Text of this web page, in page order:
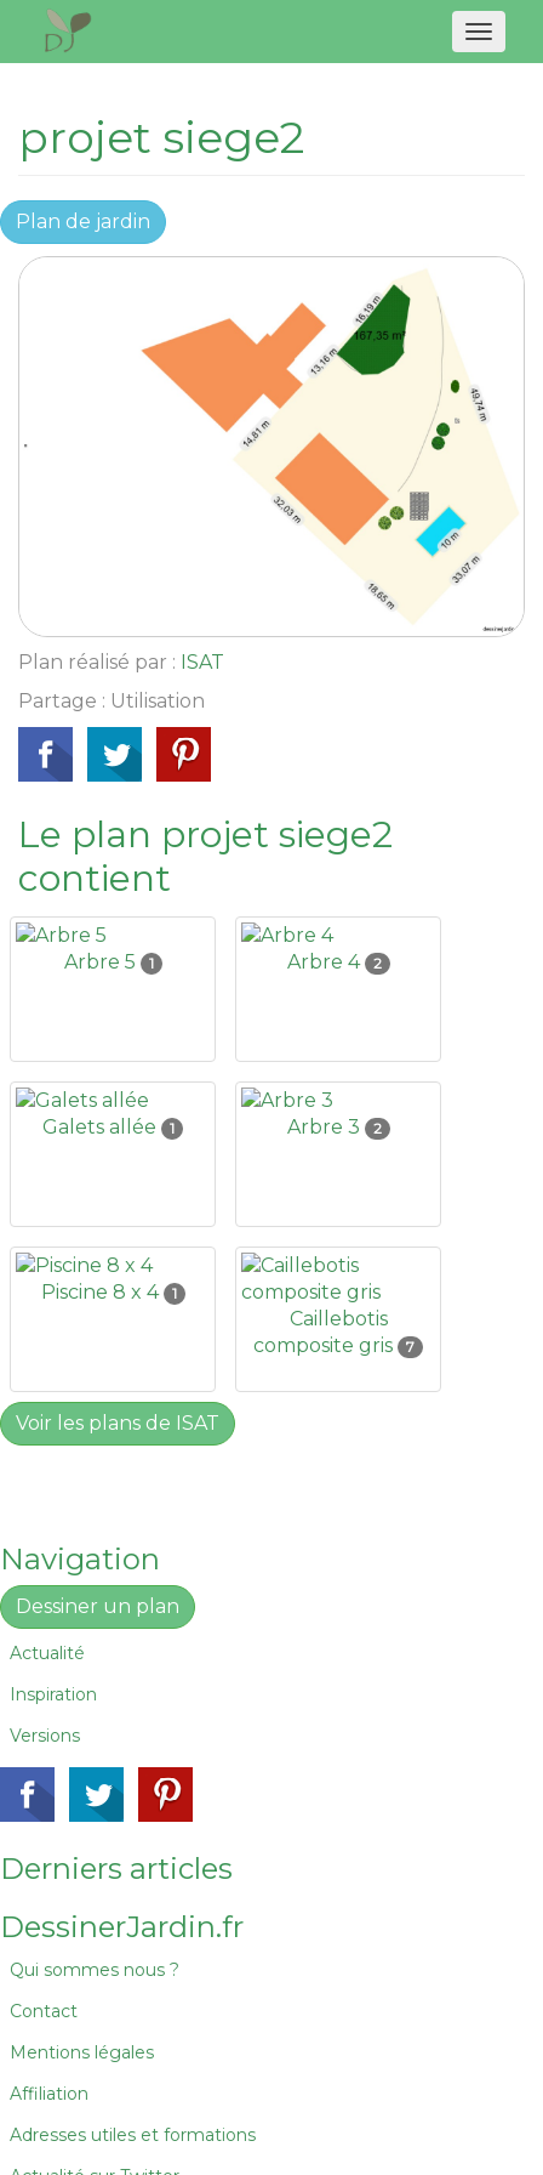
projet siege2
Plan de jardin
Plan réalisé par : ISAT
Partage : Utilisation
Le plan projet siege2
contient
Arbre 5 1 Arbre 4 2
Galets allée 1 Arbre 3 2
Piscine 8 x 4 1
Caillebotis
composite gris
7
Voir les plans de ISAT
Navigation
Dessiner un plan
Actualité
Inspiration
Versions
Derniers articles
DessinerJardin.fr
Qui sommes nous ?
Contact
Mentions légales
Affiliation
Adresses utiles et formations